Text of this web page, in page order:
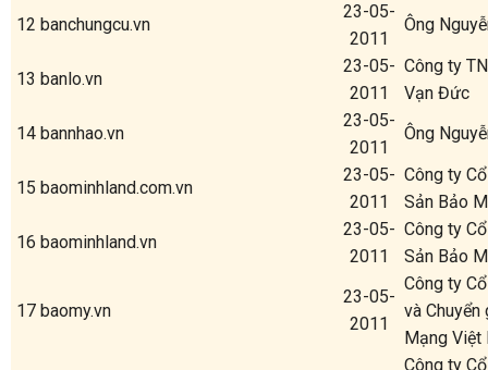
12 banchungcu.vn
23-05-
2011
Ông
13 banlo.vn
23-05-
2011
Công ty
Vạn Đức
14 bannhao.vn
23-05-
2011
Ông
15 baominhland.com.vn
23-05-
2011
Công ty
Sản Bảo
16 baominhland.vn
23-05-
2011
Công ty
Sản Bảo
17 baomy.vn
23-05-
2011
Công ty
và Chuyển
Mạng Việt
Công ty